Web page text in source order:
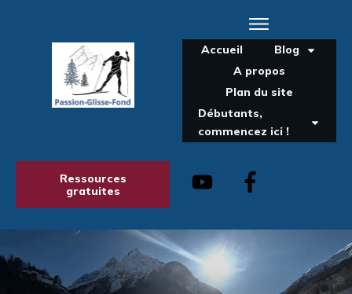
Accueil
Blog
A propos
Plan du site
Débutants,
commencez ici !
Ressources
gratuites